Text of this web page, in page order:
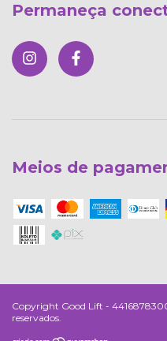
Permaneça
Meios de
Copyright Good Lift -
reservados.